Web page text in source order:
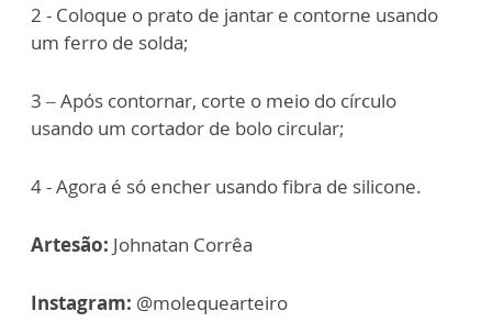
2 - Coloque o prato de jantar e contorne usando
um ferro de solda;
3 – Após contornar, corte o meio do círculo
usando um cortador de bolo circular;
4 - Agora é só encher usando fibra de silicone.
Artesão: Johnatan Corrêa
Instagram: @molequearteiro